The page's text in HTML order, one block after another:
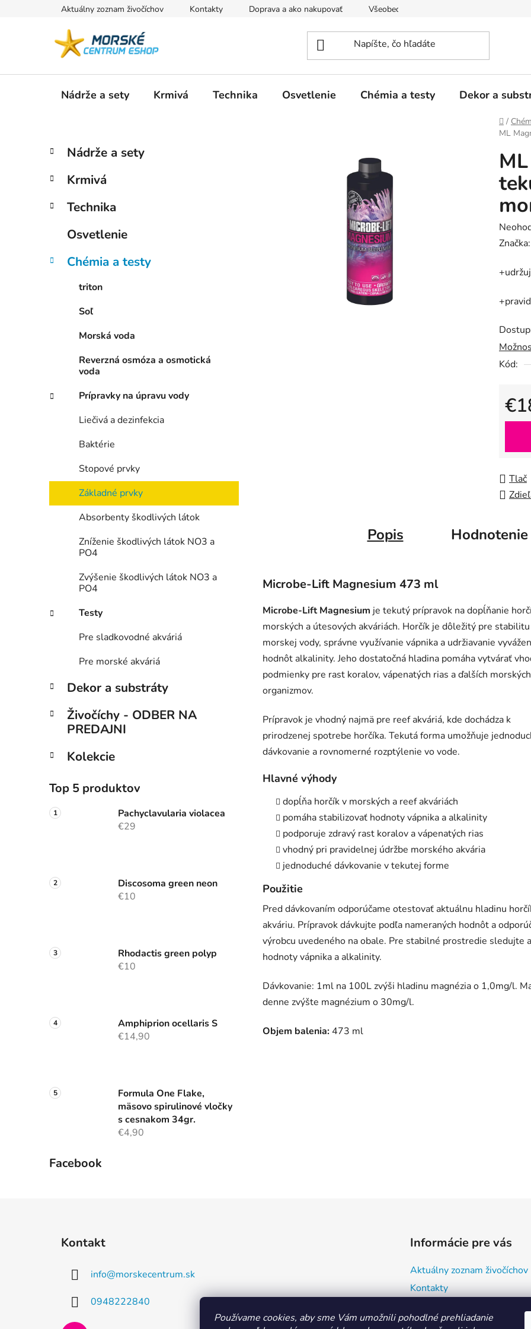
Používame cookies, aby sme Vám umožnili pohodlné prehliadanie
Aktuálny zoznam živočíchov Kontakty Doprava a ako nakupovať Všeobecné obchodné podmienky a dodacie
Nádrže a sety Krmivá Technika Osvetlenie Chémia a testy Dekor a
Domov
/
ML
B
č
ý
n
e
Preskočiť
kategórie
K
a
e
ó
Nádrže a sety
Krmivá
Technika
Osvetlenie
Chémia a testy
triton
Soľ
Morská voda
Reverzná osmóza a osmotická
voda
Prípravky na úpravu vody
Liečivá a dezinfekcia
Baktérie
Stopové prvky
Základné prvky
Absorbenty škodlivých látok
Zníženie škodlivých látok NO3 a
PO4
Zvýšenie škodlivých látok NO3 a
PO4
Testy
Pre sladkovodné akváriá
Pre morské akváriá
Dekor a substráty
Živočíchy - ODBER NA
PREDAJNI
Kolekcie
Top 5 produktov
Pachyclavularia violacea
€29
Discosoma green neon
€10
Rhodactis green polyp
€10
Amphiprion ocellaris S
€14,90
Formula One Flake,
mäsovo spirulinové vločky
s cesnakom 34gr.
€4,90
Facebook
je
z
5
Značka:
Kód:
Tlač
Popis Hodnotenie
Microbe-Lift Magnesium 473 ml
Microbe-Lift Magnesium je tekutý prípravok na dopĺňanie
morských a útesových akváriách. Horčík je dôležitý pre stabilitu
morskej vody, správne využívanie vápnika a udržiavanie
hodnôt alkalinity. Jeho dostatočná hladina pomáha vytvárať
podmienky pre rast koralov, vápenatých rias a ďalších morských
organizmov.
Prípravok je vhodný najmä pre reef akváriá, kde dochádza k
prirodzenej spotrebe horčíka. Tekutá forma umožňuje
dávkovanie a rovnomerné rozptýlenie vo vode.
Hlavné výhody
dopĺňa horčík v morských a reef akváriách
pomáha stabilizovať hodnoty vápnika a alkalinity
podporuje zdravý rast koralov a vápenatých rias
vhodný pri pravidelnej údržbe morského akvária
jednoduché dávkovanie v tekutej forme
Použitie
Pred dávkovaním odporúčame otestovať aktuálnu hladinu
akváriu. Prípravok dávkujte podľa nameraných hodnôt a
výrobcu uvedeného na obale. Pre stabilné prostredie sledujte
hodnoty vápnika a alkalinity.
Dávkovanie: 1ml na 100L zvýši hladinu magnézia o 1,0mg/l.
denne zvýšte magnézium o 30mg/l.
Objem balenia: 473 ml
Kontakt
info@morskecentrum.sk
0948222840
Informácie pre vás
Aktuálny zoznam živočíchov
Kontakty
Všeobecné obchodné